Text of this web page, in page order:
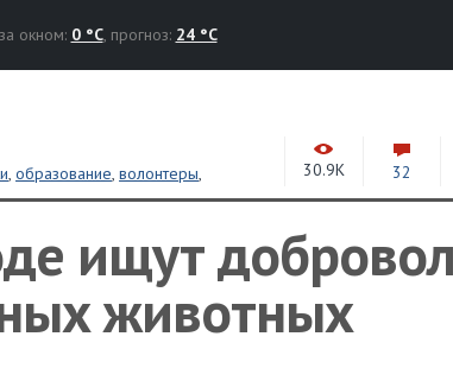
за окном: 0 °C, прогноз: 24 °C
,образование,волонтеры,
30.9K 32
ищут
животных